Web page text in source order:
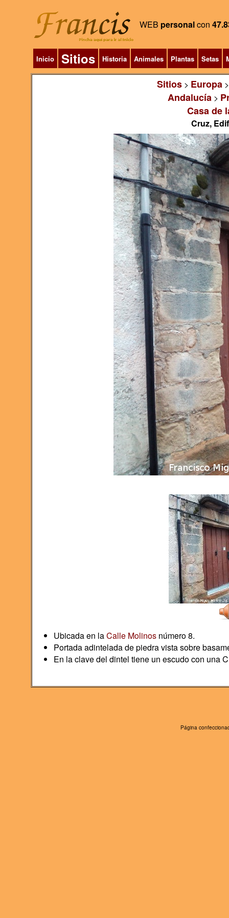
WEB personalcon
Inicio Sitios Historia Animales Plantas Setas
Sitios> Europa
Andalucía>
Casa de
Cruz,
Ubicada en laCalle Molinosnúmero 8.
Portada adintelada de piedra vista sobre
En la clave del dintel tiene un escudo con una
Página